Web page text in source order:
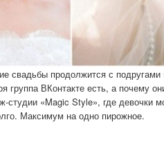
свадьбы продолжится с
группа ВКонтакте есть, а почему
студии «Magic Style», где девочки
Максимум на одно пирожное.